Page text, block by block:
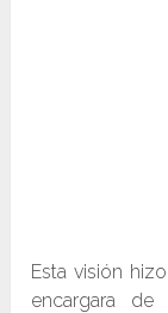
Esta visión
encargara